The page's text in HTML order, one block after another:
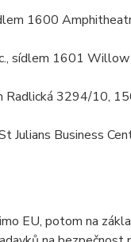
1600
sídlem 1601
Radlická 3294/10,
Business
EU, potom na